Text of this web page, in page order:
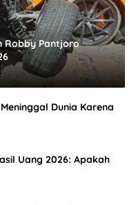
Robby Pantjoro
Dunia Karena
Uang 2026: Apakah